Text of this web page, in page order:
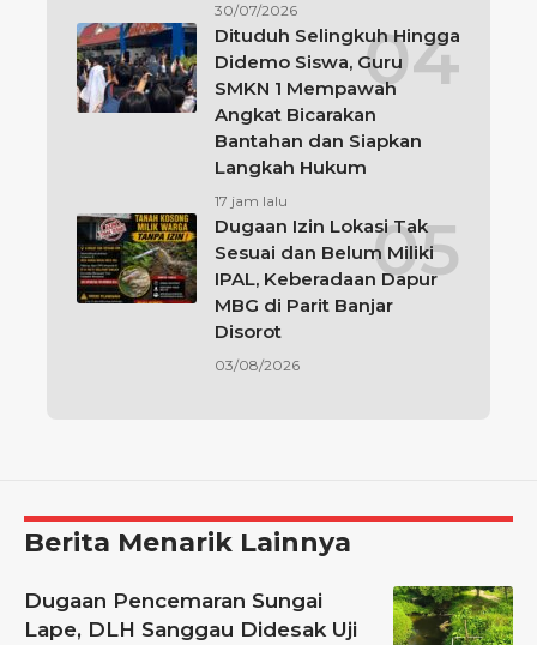
30/07/2026
Dituduh Selingkuh Hingga
Didemo Siswa, Guru
SMKN 1 Mempawah
Angkat Bicarakan
Bantahan dan Siapkan
Langkah Hukum
17 jam lalu
Dugaan Izin Lokasi Tak
Sesuai dan Belum Miliki
IPAL, Keberadaan Dapur
MBG di Parit Banjar
Disorot
03/08/2026
Berita Menarik Lainnya
Dugaan Pencemaran Sungai
Lape, DLH Sanggau Didesak Uji